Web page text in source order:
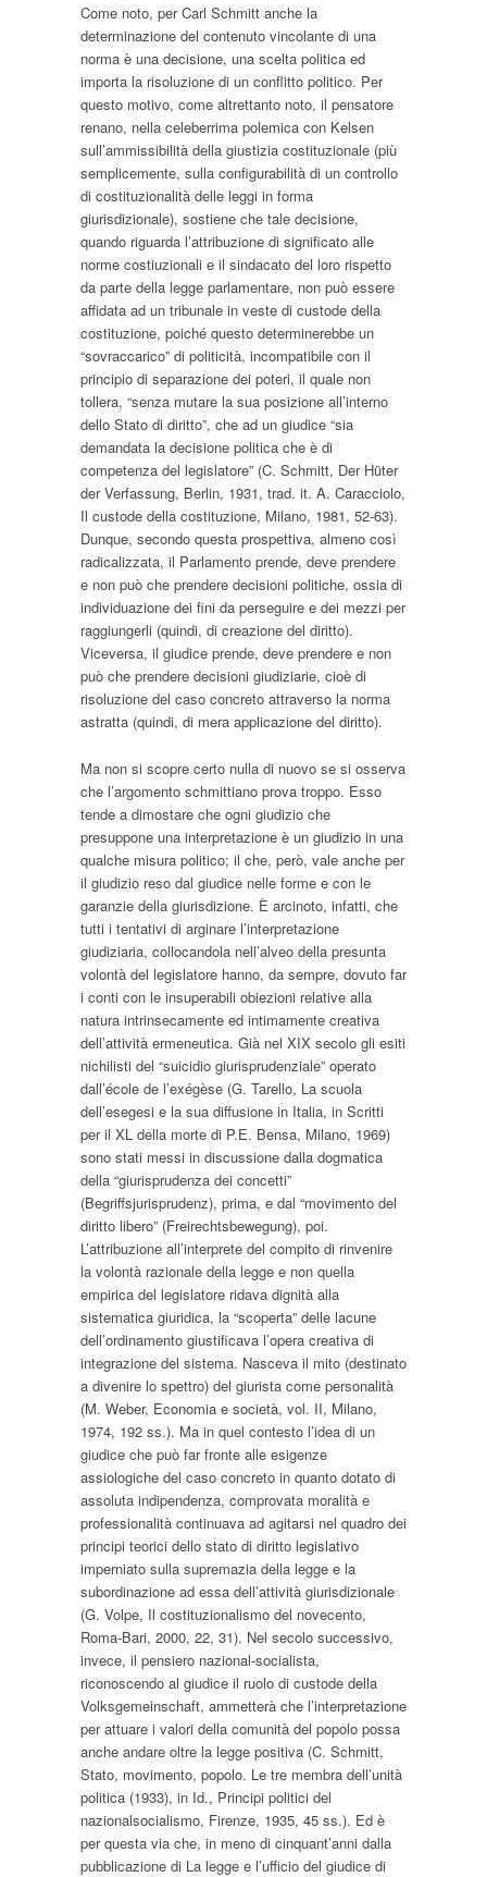
Come noto, per Carl Schmitt anche la
determinazione del contenuto vincolante di una
norma è una decisione, una scelta politica ed
importa la risoluzione di un conflitto politico. Per
questo motivo, come altrettanto noto, il pensatore
renano, nella celeberrima polemica con Kelsen
sull’ammissibilità della giustizia costituzionale (più
semplicemente, sulla configurabilità di un controllo
di costituzionalità delle leggi in forma
giurisdizionale), sostiene che tale decisione,
quando riguarda l’attribuzione di significato alle
norme costiuzionali e il sindacato del loro rispetto
da parte della legge parlamentare, non può essere
affidata ad un tribunale in veste di custode della
costituzione, poiché questo determinerebbe un
“sovraccarico” di politicità, incompatibile con il
principio di separazione dei poteri, il quale non
tollera, “senza mutare la sua posizione all’interno
dello Stato di diritto”, che ad un giudice “sia
demandata la decisione politica che è di
competenza del legislatore” (C. Schmitt, Der Hüter
der Verfassung, Berlin, 1931, trad. it. A. Caracciolo,
Il custode della costituzione, Milano, 1981, 52-63).
Dunque, secondo questa prospettiva, almeno così
radicalizzata, il Parlamento prende, deve prendere
e non può che prendere decisioni politiche, ossia di
individuazione dei fini da perseguire e dei mezzi per
raggiungerli (quindi, di creazione del diritto).
Viceversa, il giudice prende, deve prendere e non
può che prendere decisioni giudiziarie, cioè di
risoluzione del caso concreto attraverso la norma
astratta (quindi, di mera applicazione del diritto).
Ma non si scopre certo nulla di nuovo se si osserva
che l’argomento schmittiano prova troppo. Esso
tende a dimostare che ogni giudizio che
presuppone una interpretazione è un giudizio in una
qualche misura politico; il che, però, vale anche per
il giudizio reso dal giudice nelle forme e con le
garanzie della giurisdizione. È arcinoto, infatti, che
tutti i tentativi di arginare l’interpretazione
giudiziaria, collocandola nell’alveo della presunta
volontà del legislatore hanno, da sempre, dovuto far
i conti con le insuperabili obiezioni relative alla
natura intrinsecamente ed intimamente creativa
dell’attività ermeneutica. Già nel XIX secolo gli esiti
nichilisti del “suicidio giurisprudenziale” operato
dall’école de l’exégèse (G. Tarello, La scuola
dell’esegesi e la sua diffusione in Italia, in Scritti
per il XL della morte di P.E. Bensa, Milano, 1969)
sono stati messi in discussione dalla dogmatica
della “giurisprudenza dei concetti”
(Begriffsjurisprudenz), prima, e dal “movimento del
diritto libero” (Freirechtsbewegung), poi.
L’attribuzione all’interprete del compito di rinvenire
la volontà razionale della legge e non quella
empirica del legislatore ridava dignità alla
sistematica giuridica, la “scoperta” delle lacune
dell’ordinamento giustificava l’opera creativa di
integrazione del sistema. Nasceva il mito (destinato
a divenire lo spettro) del giurista come personalità
(M. Weber, Economia e società, vol. II, Milano,
1974, 192 ss.). Ma in quel contesto l’idea di un
giudice che può far fronte alle esigenze
assiologiche del caso concreto in quanto dotato di
assoluta indipendenza, comprovata moralità e
professionalità continuava ad agitarsi nel quadro dei
principi teorici dello stato di diritto legislativo
imperniato sulla supremazia della legge e la
subordinazione ad essa dell’attività giurisdizionale
(G. Volpe, Il costituzionalismo del novecento,
Roma-Bari, 2000, 22, 31). Nel secolo successivo,
invece, il pensiero nazional-socialista,
riconoscendo al giudice il ruolo di custode della
Volksgemeinschaft, ammetterà che l’interpretazione
per attuare i valori della comunità del popolo possa
anche andare oltre la legge positiva (C. Schmitt,
Stato, movimento, popolo. Le tre membra dell’unità
politica (1933), in Id., Principi politici del
nazionalsocialismo, Firenze, 1935, 45 ss.). Ed è
per questa via che, in meno di cinquant’anni dalla
pubblicazione di La legge e l’ufficio del giudice di